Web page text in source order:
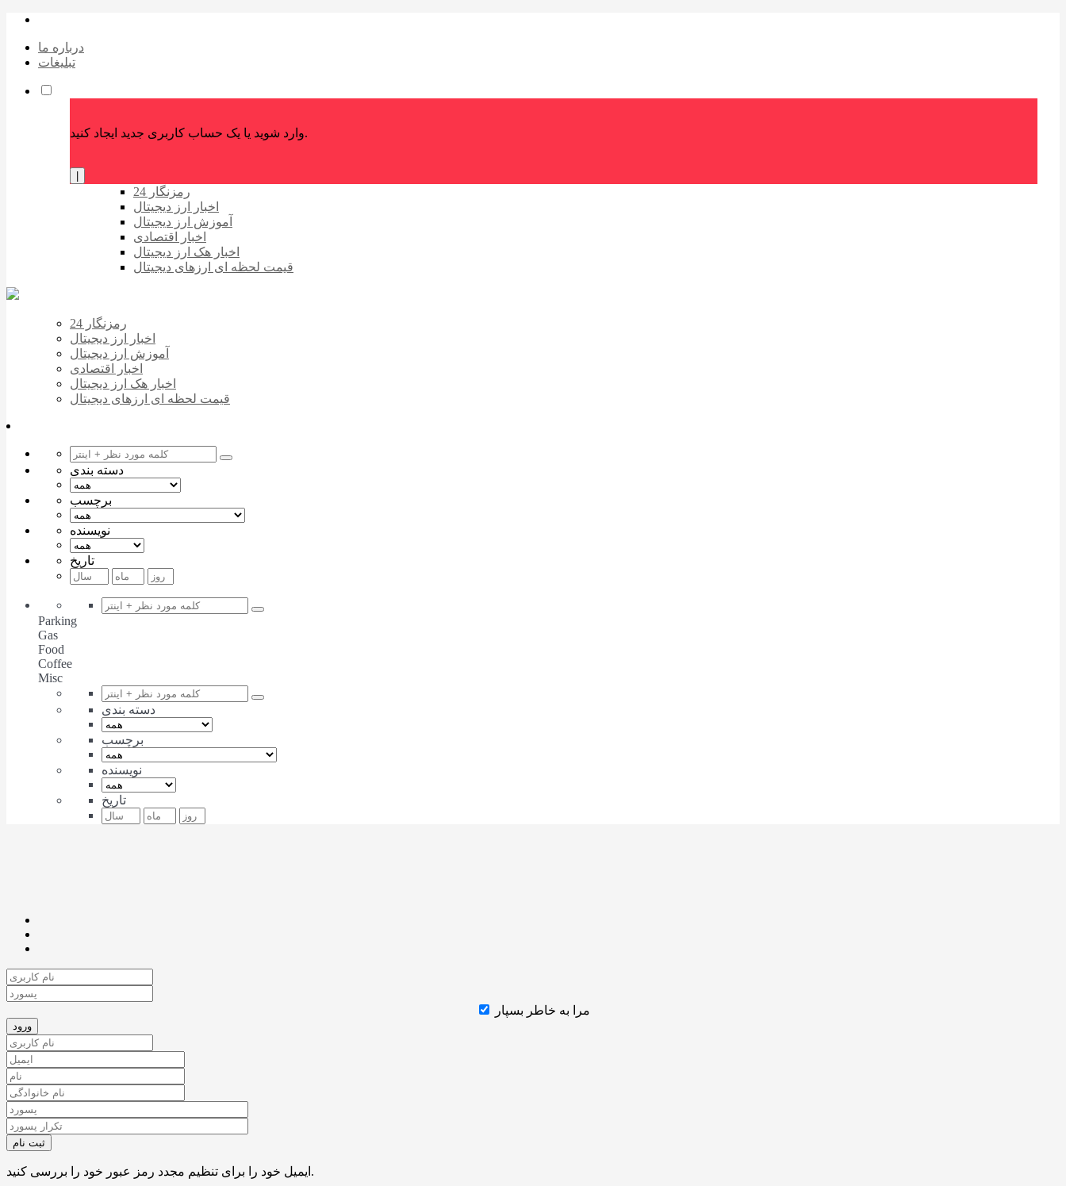
درباره ما
تبلیغات
وارد شوید یا یک حساب کاربری جدید ایجاد کنید.
رمزنگار 24
اخبار ارز دیجیتال
آموزش ارز دیجیتال
اخبار اقتصادی
اخبار هک ارز دیجیتال
قیمت لحظه ای ارزهای دیجیتال
رمزنگار 24
اخبار ارز دیجیتال
آموزش ارز دیجیتال
اخبار اقتصادی
اخبار هک ارز دیجیتال
قیمت لحظه ای ارزهای دیجیتال
دسته بندی
برچسب
نویسنده
تاریخ
Parking
Gas
Food
Coffee
Misc
دسته بندی
برچسب
نویسنده
تاریخ
مرا به خاطر بسپار
ایمیل خود را برای تنظیم مجدد رمز عبور خود را بررسی کنید.